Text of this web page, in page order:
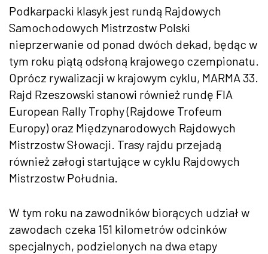
Podkarpacki klasyk jest rundą Rajdowych
Samochodowych Mistrzostw Polski
nieprzerwanie od ponad dwóch dekad, będąc w
tym roku piątą odsłoną krajowego czempionatu.
Oprócz rywalizacji w krajowym cyklu, MARMA 33.
Rajd Rzeszowski stanowi również rundę FIA
European Rally Trophy (Rajdowe Trofeum
Europy) oraz Międzynarodowych Rajdowych
Mistrzostw Słowacji. Trasy rajdu przejadą
również załogi startujące w cyklu Rajdowych
Mistrzostw Południa.
W tym roku na zawodników biorących udział w
zawodach czeka 151 kilometrów odcinków
specjalnych, podzielonych na dwa etapy